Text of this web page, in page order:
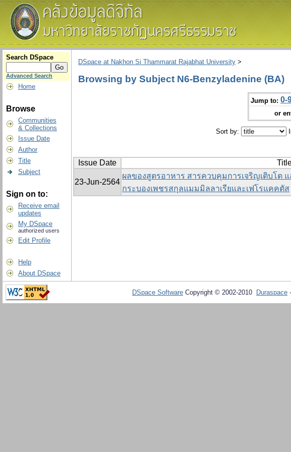
Search DSpace
Advanced Search
Home
Browse
Communities
& Collections
Issue Date
Author
Title
Subject
Sign on to:
Receive email
updates
My DSpace
authorized users
Edit Profile
Help
About DSpace
DSpace at Nakhon Si Thammarat Rajabhat University >
Browsing by Subject N6-Benzyladenine (BA)
Jump to: 0-
or
Sort by:
Issue Date
23-Jun-2564
ผลของสูตรอาหาร สารควบคุมการเจริญเติบโ
กระบองเพชรสกุลแมมมิลลาเรียและเฟโรแคคตัส
DSpace Software Copyright © 2002-2010 Duraspace -